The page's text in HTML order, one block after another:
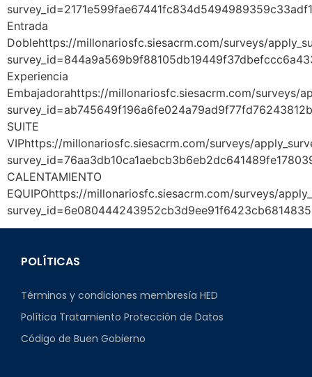
Entrada
Doblehttps://millonariosfc.siesacrm.com/surveys/
Experiencia
Embajadorahttps://millonariosfc.siesacrm.com/surveys/
SUITE
VIPhttps://millonariosfc.siesacrm.com/surveys/
CALENTAMIENTO
EQUIPOhttps://millonariosfc.siesacrm.com/surveys/
POLÍTICAS
Términos y condiciones membresía HED
Política Tratamiento Protección de Datos
Código de Buen Gobierno